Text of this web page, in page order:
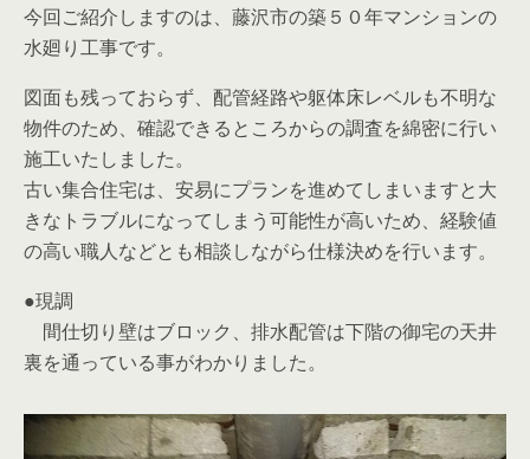
今回ご紹介しますのは、藤沢市の築５０年マンションの
水廻り工事です。
図面も残っておらず、配管経路や躯体床レベルも不明な
物件のため、確認できるところからの調査を綿密に行い
施工いたしました。
古い集合住宅は、安易にプランを進めてしまいますと大
きなトラブルになってしまう可能性が高いため、経験値
の高い職人などとも相談しながら仕様決めを行います。
●現調
間仕切り壁はブロック、排水配管は下階の御宅の天井
裏を通っている事がわかりました。